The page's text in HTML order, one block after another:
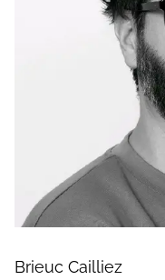
Brieuc Cailliez